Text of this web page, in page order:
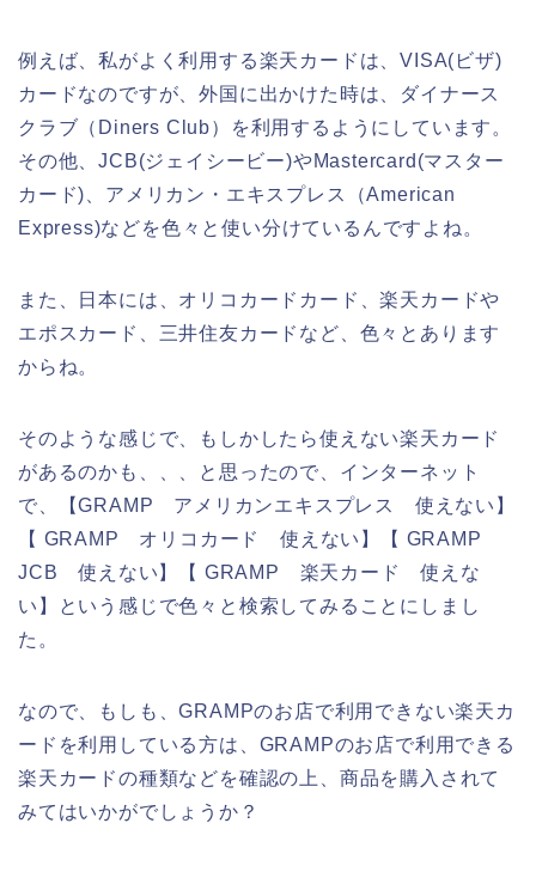
例えば、私がよく利用する楽天カードは、VISA(ビザ)
カードなのですが、外国に出かけた時は、ダイナース
クラブ（Diners Club）を利用するようにしています。
その他、JCB(ジェイシービー)やMastercard(マスター
カード)、アメリカン・エキスプレス（American
Express)などを色々と使い分けているんですよね。
また、日本には、オリコカードカード、楽天カードや
エポスカード、三井住友カードなど、色々とあります
からね。
そのような感じで、もしかしたら使えない楽天カード
があるのかも、、、と思ったので、インターネット
で、【GRAMP アメリカンエキスプレス 使えない】
【 GRAMP オリコカード 使えない】【 GRAMP
JCB 使えない】【 GRAMP 楽天カード 使えな
い】という感じで色々と検索してみることにしまし
た。
なので、もしも、GRAMPのお店で利用できない楽天カ
ードを利用している方は、GRAMPのお店で利用できる
楽天カードの種類などを確認の上、商品を購入されて
みてはいかがでしょうか？